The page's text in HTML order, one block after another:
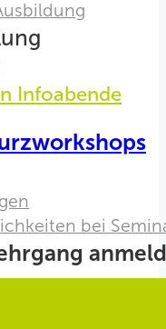
Infoabende
bei